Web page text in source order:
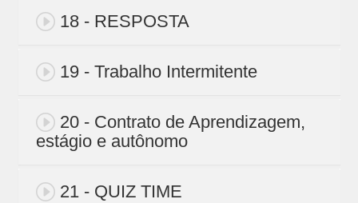
18 - RESPOSTA
19 - Trabalho Intermitente
20 - Contrato de Aprendizagem,
estágio e autônomo
21 - QUIZ TIME